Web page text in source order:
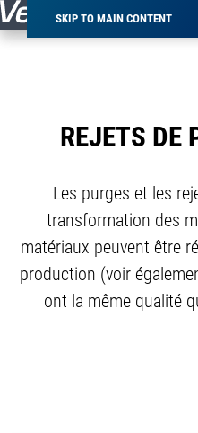
SKIP TO MAIN CONTENT
Breadcrumb
REJETS DE
Les purges et les
transformation des
matériaux peuvent être
production (voir
ont la même qualité